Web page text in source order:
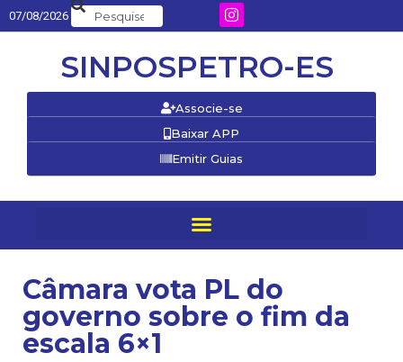
07/08/2026
SINPOSPETRO-ES
Associe-se
Baixar APP
Emitir Guias
Câmara vota PL do
governo sobre o fim da
escala 6×1